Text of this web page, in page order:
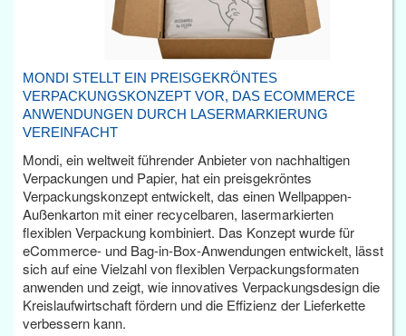
MONDI STELLT EIN PREISGEKRÖNTES
VERPACKUNGSKONZEPT VOR, DAS ECOMMERCE
ANWENDUNGEN DURCH LASERMARKIERUNG
VEREINFACHT
Mondi, ein weltweit führender Anbieter von nachhaltigen
Verpackungen und Papier, hat ein preisgekröntes
Verpackungskonzept entwickelt, das einen Wellpappen-
Außenkarton mit einer recycelbaren, lasermarkierten
flexiblen Verpackung kombiniert. Das Konzept wurde für
eCommerce- und Bag-in-Box-Anwendungen entwickelt, lässt
sich auf eine Vielzahl von flexiblen Verpackungsformaten
anwenden und zeigt, wie innovatives Verpackungsdesign die
Kreislaufwirtschaft fördern und die Effizienz der Lieferkette
verbessern kann.